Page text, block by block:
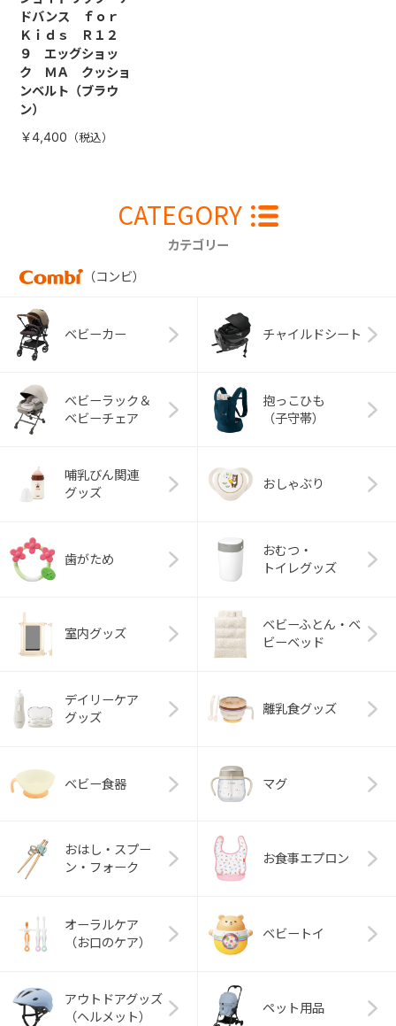
ドバンス ｆｏｒ
Ｋｉｄｓ Ｒ１２
９ エッグショッ
ク ＭＡ クッショ
ンベルト（ブラウ
ン）
￥4,400
CATEGORY
カテゴリー
（コンビ）
ベビーカー チャイルドシート
ベビーラック＆
ベビーチェア
抱っこひも
（子守帯）
哺乳びん関連
グッズ
おしゃぶり
歯がため
おむつ・
トイレグッズ
室内グッズ
ベビーふとん・ベ
ビーベッド
デイリーケア
グッズ
離乳食グッズ
ベビー食器 マグ
おはし・スプー
ン・フォーク
お食事エプロン
オーラルケア
（お口のケア）
ベビートイ
アウトドアグッズ
（ヘルメット）
ペット用品